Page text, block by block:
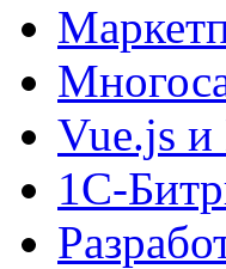
Vue.js
1С-